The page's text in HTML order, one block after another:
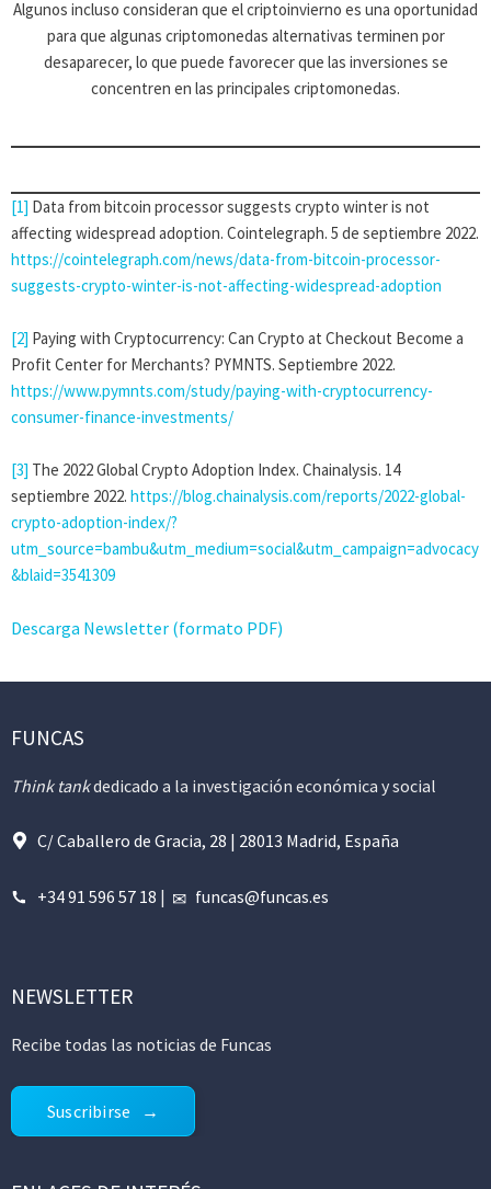
Algunos incluso consideran que el criptoinvierno es una oportunidad
para que algunas criptomonedas alternativas terminen por
desaparecer, lo que puede favorecer que las inversiones se
concentren en las principales criptomonedas.
[1] Data from bitcoin processor suggests crypto winter is not
affecting widespread adoption. Cointelegraph. 5 de septiembre 2022.
https://cointelegraph.com/news/data-from-bitcoin-processor-
suggests-crypto-winter-is-not-affecting-widespread-adoption
[2] Paying with Cryptocurrency: Can Crypto at Checkout Become a
Profit Center for Merchants? PYMNTS. Septiembre 2022.
https://www.pymnts.com/study/paying-with-cryptocurrency-
consumer-finance-investments/
[3] The 2022 Global Crypto Adoption Index. Chainalysis. 14
septiembre 2022. https://blog.chainalysis.com/reports/2022-global-
crypto-adoption-index/?
utm_source=bambu&utm_medium=social&utm_campaign=advocacy
&blaid=3541309
Descarga Newsletter (formato PDF)
FUNCAS
Think tankdedicado a la investigación económica y social
C/ Caballero de Gracia, 28 | 28013 Madrid, España
+34 91 596 57 18 | funcas@funcas.es
NEWSLETTER
Recibe todas las noticias de Funcas
Suscribirse